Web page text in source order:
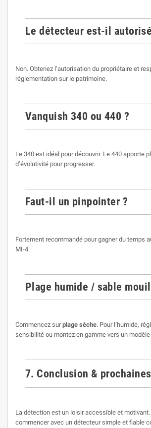
Le détecteur est-il
Non. Obtenez l’autorisation du propriétaire et
réglementation sur le patrimoine.
Vanquish 340 ou 440 ?
Le 340 est idéal pour découvrir. Le 440 apporte
d’évolutivité pour progresser.
Faut-il un pinpointer ?
Fortement recommandé pour gagner du temps
MI-4.
Plage humide / sable
Commencez surplage sèche. Pour l’humide,
sensibilité ou montez en gamme vers un
7. Conclusion &
La détection est un loisir accessible et motivant.
commencer avec un détecteur simple et fiable